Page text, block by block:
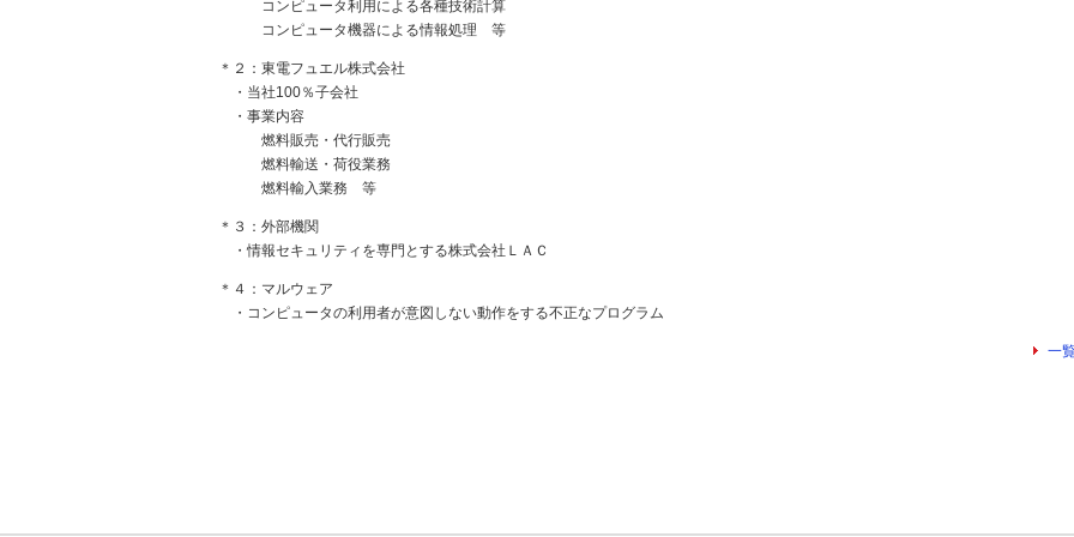
コンピュータ利用による各種技術計算
コンピュータ機器による情報処理 等
＊２：東電フュエル株式会社
・当社100％子会社
・事業内容
燃料販売・代行販売
燃料輸送・荷役業務
燃料輸入業務 等
＊３：外部機関
・情報セキュリティを専門とする株式会社ＬＡＣ
＊４：マルウェア
・コンピュータの利用者が意図しない動作をする不正なプログラム
一